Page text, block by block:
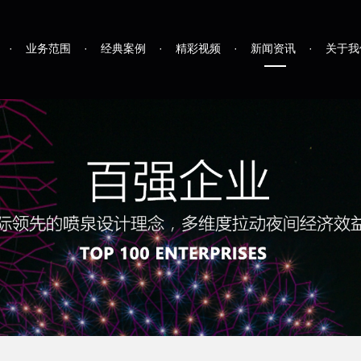
· 业务范围 · 经典案例 · 精彩视频 · 新闻资讯 · 关于